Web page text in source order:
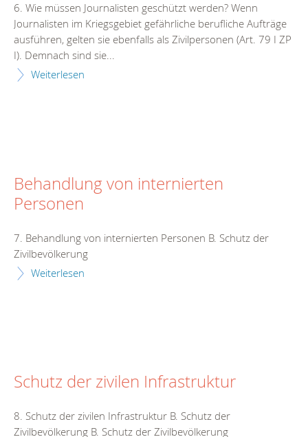
6. Wie müssen Journalisten geschützt werden? Wenn
Journalisten im Kriegsgebiet gefährliche berufliche Aufträge
ausführen, gelten sie ebenfalls als Zivilpersonen (Art. 79 I ZP
I). Demnach sind sie...
Weiterlesen
Behandlung von internierten
Personen
7. Behandlung von internierten Personen B. Schutz der
Zivilbevölkerung
Weiterlesen
Schutz der zivilen Infrastruktur
8. Schutz der zivilen Infrastruktur B. Schutz der
Zivilbevölkerung B. Schutz der Zivilbevölkerung